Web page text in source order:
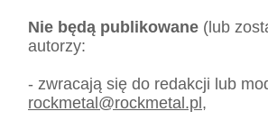
Nie będą publikowane (lub
autorzy:
- zwracają się do redakcji lub
rockmetal@rockmetal.pl,